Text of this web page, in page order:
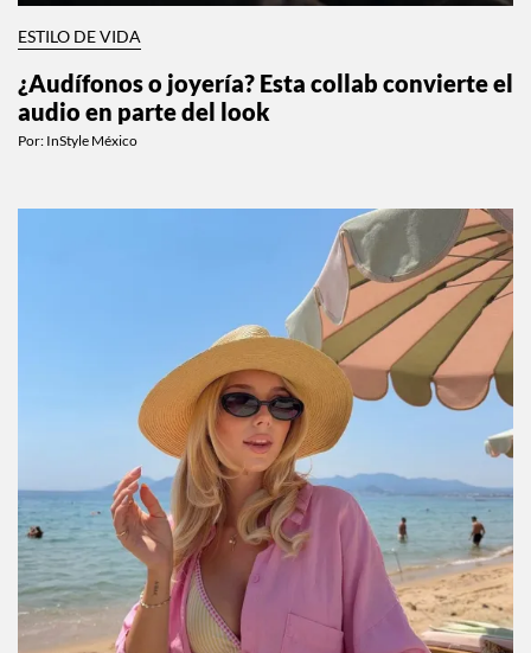
ESTILO DE VIDA
¿Audífonos o joyería? Esta collab convierte el
audio en parte del look
Por: InStyle México